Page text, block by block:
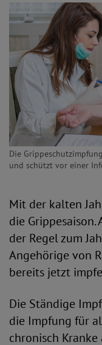
Die
und schützt vor einer
Mit der kalten
die
der Regel zum
Angehörige von
bereits jetzt
Die Ständige
die Impfung für
chronisch